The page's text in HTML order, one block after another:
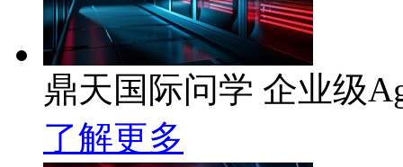
鼎天国际问学 企业级
了解更多